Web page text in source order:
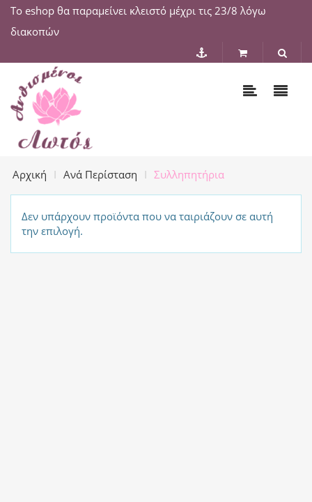
Το eshop θα παραμείνει κλειστό μέχρι τις 23/8 λόγω
διακοπών
Αρχική Ανά Περίσταση Συλληπητήρια
Δεν υπάρχουν προϊόντα που να ταιριάζουν σε αυτή
την επιλογή.